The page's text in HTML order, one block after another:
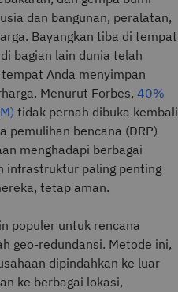
dan bangunan, peralatan,
Bayangkan tiba di tempat
bagian lain dunia telah
Anda menyimpan
Menurut Forbes, 40%
tidak pernah dibuka kembali
pemulihan bencana (DRP)
menghadapi berbagai
infrastruktur paling penting
tetap aman.
populer untuk rencana
geo-redundansi. Metode ini,
dipindahkan ke luar
ke berbagai lokasi,